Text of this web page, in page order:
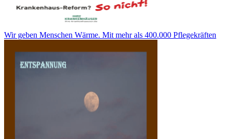
Wir geben Menschen Wärme. Mit mehr als 400.000 Pflegekräften